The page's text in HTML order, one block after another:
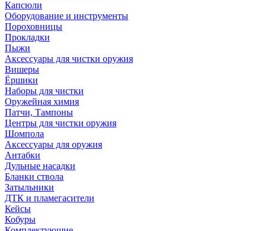
Капсюли
Оборудование и инструменты
Пороховницы
Прокладки
Пыжи
Аксессуары для чистки оружия
Вишеры
Ёршики
Наборы для чистки
Оружейная химия
Патчи, Тампоны
Центры для чистки оружия
Шомпола
Аксессуары для оружия
Антабки
Дульные насадки
Бланки ствола
Затыльники
ДТК и пламегасители
Кейсы
Кобуры